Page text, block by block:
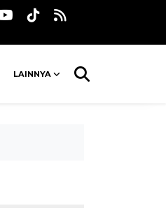
LAINNYA